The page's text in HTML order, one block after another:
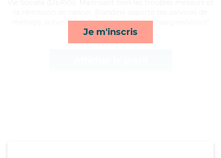
Je m'inscris
ménage, surveillance de nuit, repas et compagnie/loisirs*